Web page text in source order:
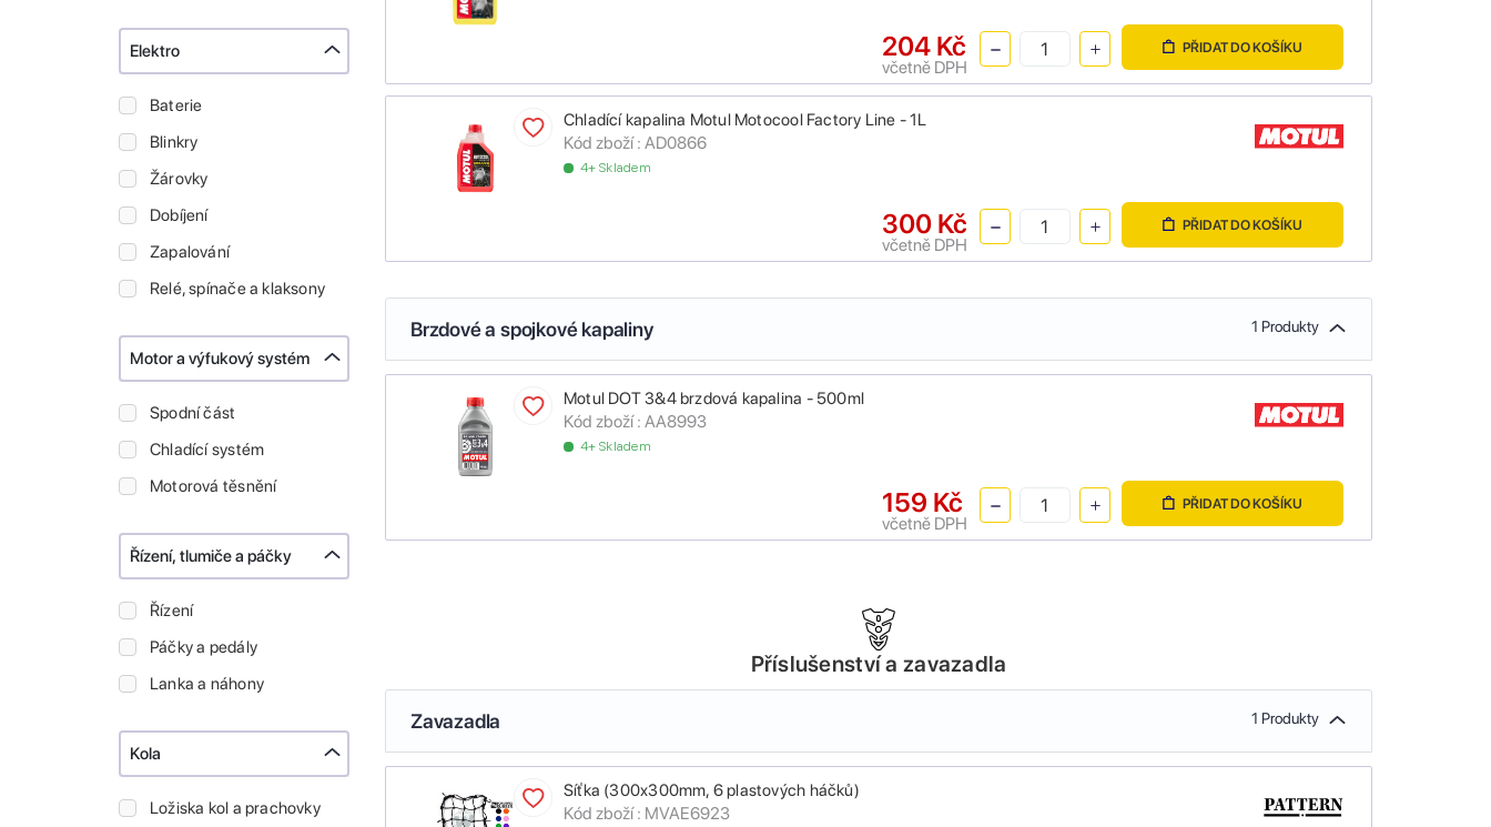
Elektro
Baterie
Blinkry
Žárovky
Dobíjení
Zapalování
Relé, spínače a klaksony
Motor a výfukový systém
Spodní část
Chladící systém
Motorová těsnění
Řízení, tlumiče a páčky
Řízení
Páčky a pedály
Lanka a náhony
Kola
Ložiska kol a prachovky
204 Kč
včetně DPH
PŘIDAT DO KOŠÍKU
Chladící kapalina Motul Motocool Factory Line - 1L
Kód zboží : AD0866
4+ Skladem
300 Kč
včetně DPH
PŘIDAT DO KOŠÍKU
Brzdové a spojkové kapaliny 1 Produkty
Motul DOT 3&4 brzdová kapalina - 500ml
Kód zboží : AA8993
4+ Skladem
159 Kč
včetně DPH
PŘIDAT DO KOŠÍKU
Příslušenství a zavazadla
Zavazadla 1 Produkty
Síťka (300x300mm, 6 plastových háčků)
Kód zboží : MVAE6923